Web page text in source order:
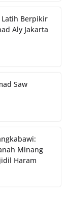
Latih Berpikir
Aly Jakarta
Saw
Minang
Haram